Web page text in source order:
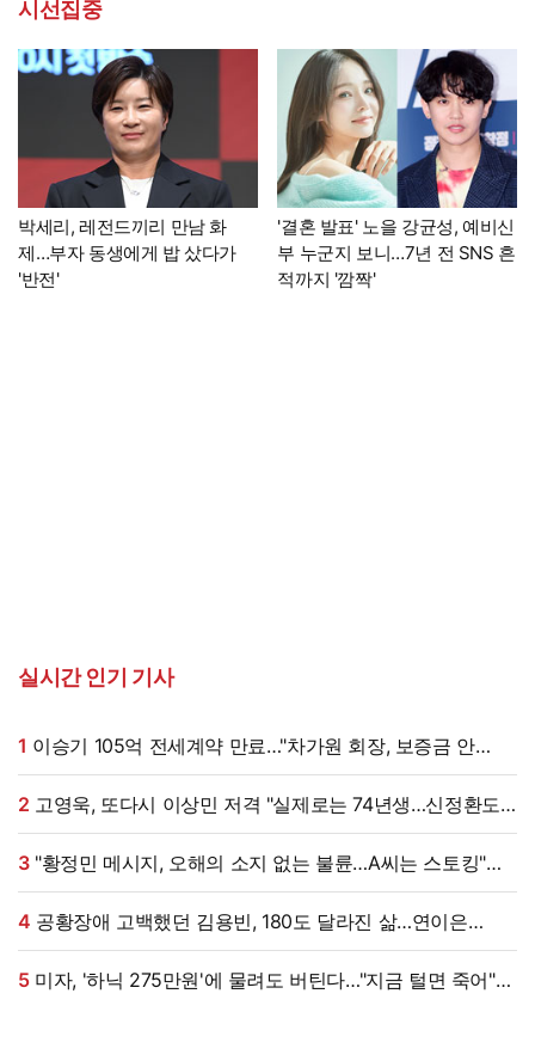
시선집중
박세리, 레전드끼리 만남 화
제…부자 동생에게 밥 샀다가
'반전'
'결혼 발표' 노을 강균성, 예비신
부 누군지 보니…7년 전 SNS 흔
적까지 '깜짝'
실시간 인기 기사
1
주면 법적 조치"
2
나중에 알고 욕해"
3"황정민 메시지, 오해의 소지 없는 불륜…A씨는 스토킹"
현직 변호사 해석 [엑's 이슈]
4
겹경사
5미자, '하닉 275만원'에 물려도 버틴다…"지금 털면 죽어"